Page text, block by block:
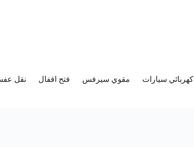
كهربائي سيارات مقوي سيرفس فتح اقفال نقل